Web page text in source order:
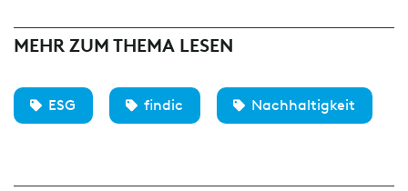
MEHR ZUM THEMA LESEN
ESG findic Nachhaltigkeit